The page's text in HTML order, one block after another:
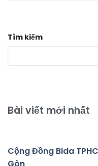
Tìm kiếm
Bài viết mới nhất
Cộng Đồng Bida
Gòn